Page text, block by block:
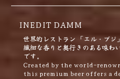
INEDIT DAMM
世界的レストラン 「エル・ブジ
繊細な香りと奥行きのある味わ
です。
Created by the world-
this premium beer offers a